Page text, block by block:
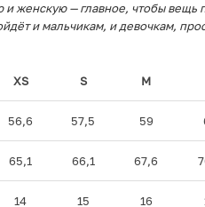
женскую — главное, чтобы вещь
и мальчикам, и девочкам,
XS S M
56,6 57,5 59
65,1 66,1 67,6
14 15 16